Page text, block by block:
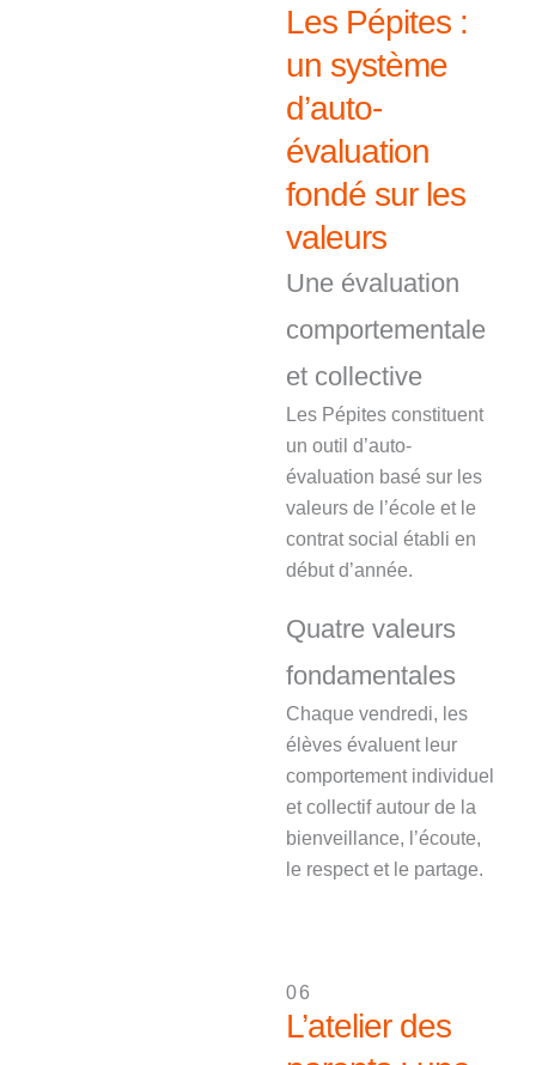
Les Pépites :
un système
d’auto-
évaluation
fondé sur les
valeurs
Une évaluation
comportementale
et collective
Les Pépites constituent
un outil d’auto-
évaluation basé sur les
valeurs de l’école et le
contrat social établi en
début d’année.
Quatre valeurs
fondamentales
Chaque vendredi, les
élèves évaluent leur
comportement individuel
et collectif autour de la
bienveillance, l’écoute,
le respect et le partage.
06
L’atelier des